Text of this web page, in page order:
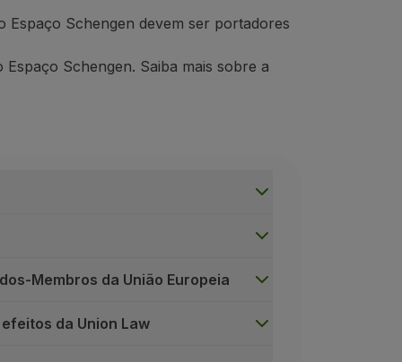
Espaço Schengen devem ser portadores
Schengen. Saiba mais sobre a
Membros da União Europeia
da Union Law